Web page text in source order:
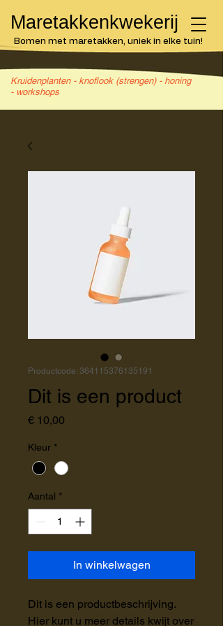
Maretakkenkwekerij
Kruidenplanten - knoflook (strengen) - honing
Bomen met maretakken, uniek in elke tuin!
- workshops
Productcode: 364115376135191
Dit is een product
€ 10,00
Kleur *
Aantal *
In winkelwagen
Dit is een productbeschrijving.
Hier kunt u meer details kwijt over